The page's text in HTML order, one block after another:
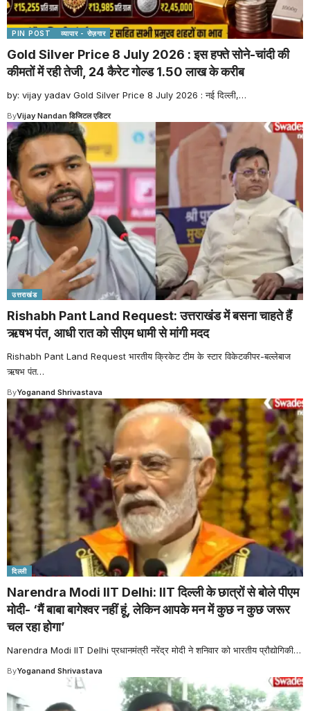
PIN POST व्यापार - रोज़गार
Gold Silver Price 8 July 2026 : इस हफ्ते सोने-चांदी की
कीमतों में रही तेजी, 24 कैरेट गोल्ड 1.50 लाख के करीब
by: vijay yadav Gold Silver Price 8 July 2026 : नई दिल्ली,…
ByVijay Nandan डिजिटल एडिटर
उत्तराखंड
Rishabh Pant Land Request: उत्तराखंड में बसना चाहते हैं
ऋषभ पंत, आधी रात को सीएम धामी से मांगी मदद
Rishabh Pant Land Request भारतीय क्रिकेट टीम के स्टार विकेटकीपर-बल्लेबाज
ऋषभ पंत…
ByYoganand Shrivastava
दिल्ली
Narendra Modi IIT Delhi: IIT दिल्ली के छात्रों से बोले पीएम
मोदी- ‘मैं बाबा बागेश्वर नहीं हूं, लेकिन आपके मन में कुछ न कुछ जरूर
चल रहा होगा’
Narendra Modi IIT Delhi प्रधानमंत्री नरेंद्र मोदी ने शनिवार को भारतीय प्रौद्योगिकी…
ByYoganand Shrivastava